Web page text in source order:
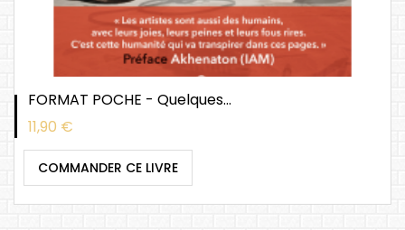
FORMAT POCHE - Quelques...
Prix
11,90 €
COMMANDER CE LIVRE